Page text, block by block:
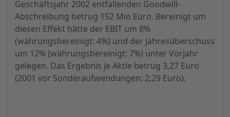
Geschäftsjahr 2002 entfallenden Goodwill-
Abschreibung betrug 152 Mio Euro. Bereinigt um
diesen Effekt hätte der EBIT um 8%
(währungsbereinigt: 4%) und der Jahresüberschuss
um 12% (währungsbereinigt: 7%) unter Vorjahr
gelegen. Das Ergebnis je Aktie betrug 3,27 Euro
(2001 vor Sonderaufwendungen: 2,29 Euro).